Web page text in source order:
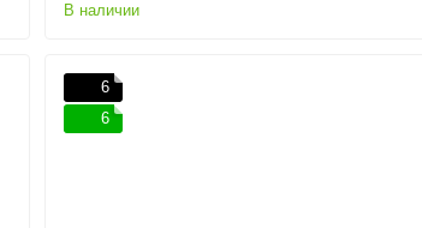
В наличии
6
6